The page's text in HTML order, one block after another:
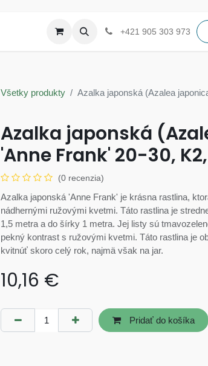
+421 905 303 973
Všetky produkty Azalka japonská (Azalea
Azalka japonská
'Anne Frank' 20-30,
(0 recenzia)
Azalka japonská 'Anne Frank' je krásna rastlina,
nádhernými ružovými kvetmi. Táto rastlina je
1,5 metra a do šírky 1 metra. Jej listy sú
pekný kontrast s ružovými kvetmi. Táto rastlina je
kvitnúť skoro celý rok, najmä však na jar.
10,16 €
Pridať do košíka